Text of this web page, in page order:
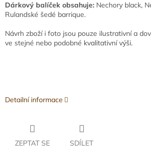
Dárkový balíček obsahuje: Nechory black,
Rulandské šedé barrique.
Návrh zboží i foto jsou pouze ilustrativní a
ve stejné nebo podobné kvalitativní výši.
Detailní informace
ZEPTAT SE SDÍLET